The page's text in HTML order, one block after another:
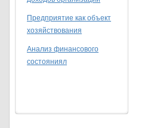
Предприятие как объект
хозяйствования
Анализ финансового
состояниял